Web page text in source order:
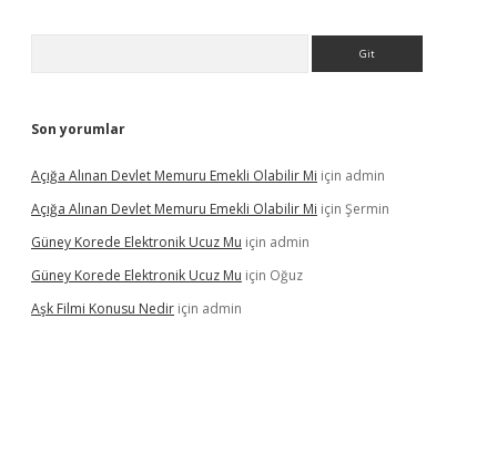
Son yorumlar
Açığa Alınan Devlet Memuru Emekli Olabilir Mi için admin
Açığa Alınan Devlet Memuru Emekli Olabilir Mi için Şermin
Güney Korede Elektronik Ucuz Mu için admin
Güney Korede Elektronik Ucuz Mu için Oğuz
Aşk Filmi Konusu Nedir için admin